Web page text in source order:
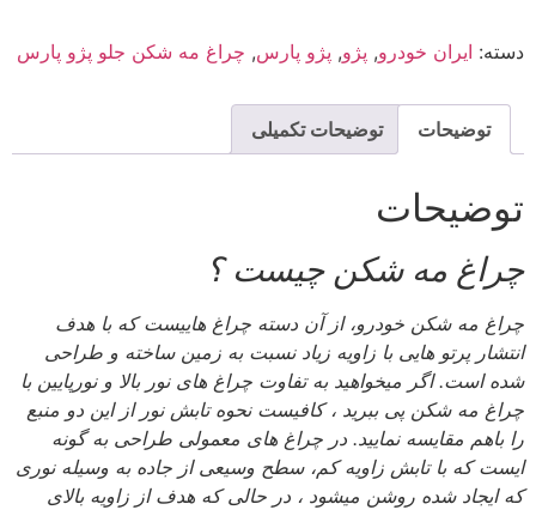
دسته: ایران خودرو, پژو, پژو پارس, چراغ مه شکن جلو پژو پارس
توضیحات توضیحات تکمیلی
توضیحات
چراغ مه شکن چیست ؟
چراغ مه شکن خودرو، از آن دسته چراغ هاییست که با هدف
انتشار پرتو هایی با زاویه زیاد نسبت به زمین ساخته و طراحی
شده است. اگر میخواهید به تفاوت چراغ های نور بالا و نورپایین با
چراغ مه شکن پی ببرید ، کافیست نحوه تابش نور از این دو منبع
را باهم مقایسه نمایید. در چراغ های معمولی طراحی به گونه
ایست که با تابش زاویه کم، سطح وسیعی از جاده به وسیله نوری
که ایجاد شده روشن میشود ، در حالی که هدف از زاویه بالای